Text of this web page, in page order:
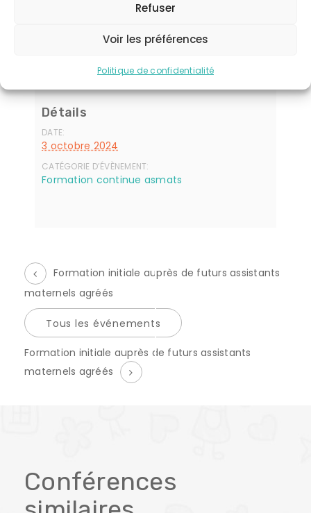
Refuser
Voir les préférences
Politique de confidentialité
Télécharger l'événement
Détails
DATE:
3 octobre 2024
CATÉGORIE D’ÉVÈNEMENT:
Formation continue asmats
É
v
m
e
Formation initiale auprès de futurs assistants
maternels agréés
Tous les événements
Formation initiale auprès de futurs assistants
maternels agréés
Conférences